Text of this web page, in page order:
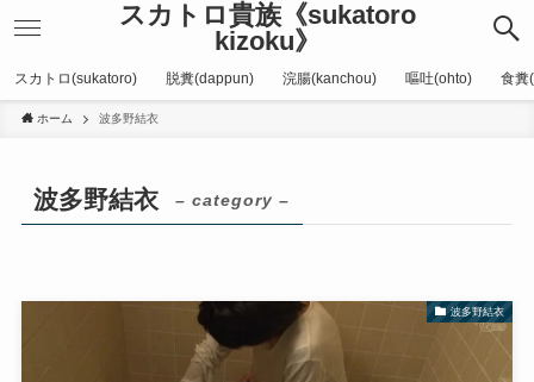
スカトロ貴族《sukatoro
kizoku》
スカトロ(sukatoro) 脱糞(dappun) 浣腸(kanchou) 嘔吐(ohto) 食糞
ホーム 波多野結衣
波多野結衣 – category –
波多野結衣